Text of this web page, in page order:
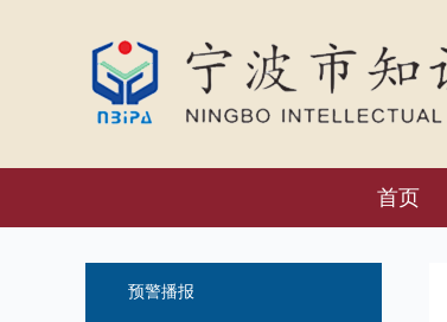
首页
预警播报